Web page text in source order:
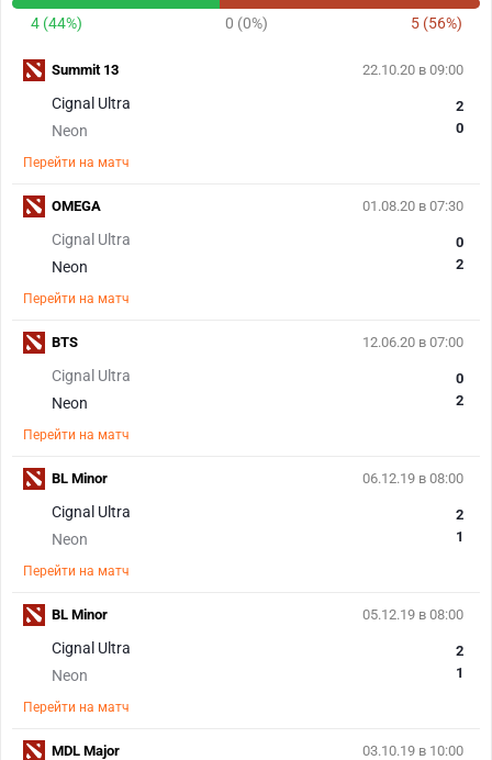
4 (44%) 0 (0%) 5 (56%)
22.10.20 в 09:00
Cignal Ultra
Neon
2
0
Перейти на матч
Summit 13
01.08.20 в 07:30
Cignal Ultra
Neon
0
2
Перейти на матч
OMEGA
12.06.20 в 07:00
Cignal Ultra
Neon
0
2
Перейти на матч
BTS
06.12.19 в 08:00
Cignal Ultra
Neon
2
1
Перейти на матч
BL Minor
05.12.19 в 08:00
Cignal Ultra
Neon
2
1
Перейти на матч
BL Minor
03.10.19 в 10:00
MDL Major